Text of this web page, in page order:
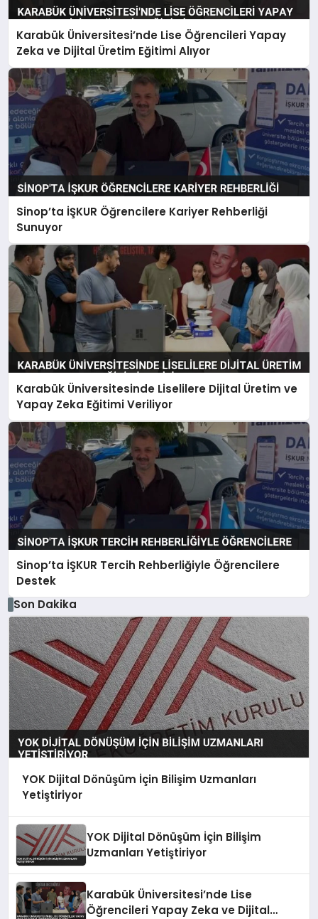
Karabük Üniversitesi’nde Lise Öğrencileri Yapay
Zeka ve Dijital Üretim Eğitimi Alıyor
Sinop’ta İŞKUR Öğrencilere Kariyer Rehberliği
Sunuyor
Karabük Üniversitesinde Liselilere Dijital Üretim ve
Yapay Zeka Eğitimi Veriliyor
Sinop’ta İŞKUR Tercih Rehberliğiyle Öğrencilere
Destek
Son Dakika
YOK Dijital Dönüşüm İçin Bilişim Uzmanları
Yetiştiriyor
YOK Dijital Dönüşüm İçin Bilişim
Uzmanları Yetiştiriyor
Karabük Üniversitesi’nde Lise
Öğrencileri Yapay Zeka ve Dijital